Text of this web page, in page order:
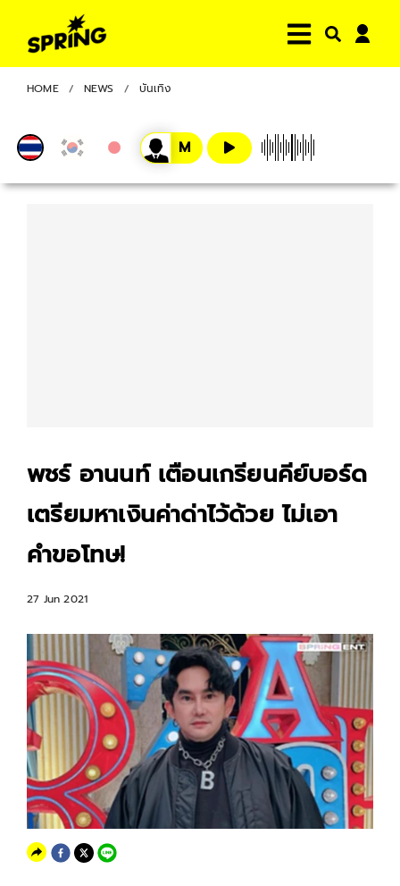
HOME NEWS บันเทิง
พชร์ อานนท์ เตือนเกรียนคีย์บอร์ด
เตรียมหาเงินค่าด่าไว้ด้วย ไม่เอา
คำขอโทษ!
27 Jun 2021